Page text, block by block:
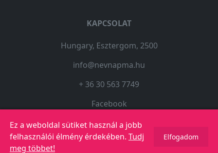
Ez a weboldal sütiket használ a jobb
felhasználói élmény érdekében. Tudj
meg többet!
Elfogadom
KAPCSOLAT
Hungary, Esztergom, 2500
info@nevnapma.hu
+ 36 30 563 7749
Facebook
© 2023 Copyright -